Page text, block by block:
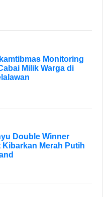
Monitoring
Milik Warga di
Double Winner
Kibarkan Merah Putih